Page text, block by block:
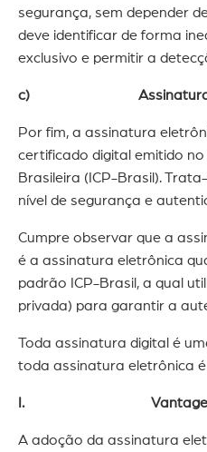
segurança, sem depender
deve identificar de forma
exclusivo e permitir a
c) Assinatura
Por fim, a assinatura
certificado digital emitido
Brasileira (ICP-Brasil).
nível de segurança e
Cumpre observar que a
é a assinatura eletrônica
padrão ICP-Brasil, a qual
privada) para garantir a
Toda assinatura digital é
toda assinatura eletrônica
I. Vantagens da
A adoção da assinatura